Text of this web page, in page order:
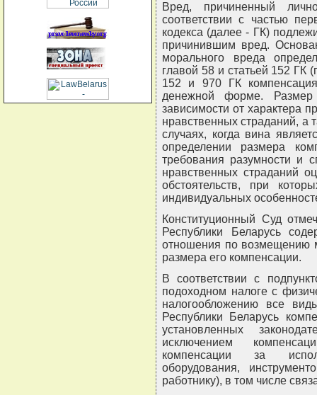
Вред, причиненный
соответствии с частью
кодекса (далее - ГК)
причинившим вред.
морального вреда
главой 58 и статьей 152 ГК
152 и 970 ГК
денежной форме. Размер
зависимости от характера
нравственных страданий, а
случаях, когда вина
определении размера
требования разумности и
нравственных страданий
обстоятельств, при
индивидуальных
Конституционный Суд
Республики Беларусь
отношения по возмещению
размера его компенсации.
В соответствии с
подоходном налоге с
налогообложению все
Республики Беларусь
установленных
исключением
компенсации за
оборудования,
работнику), в том числе